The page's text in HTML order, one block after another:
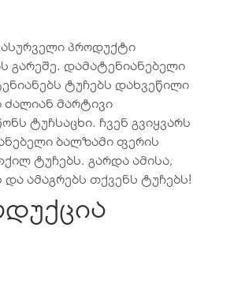
პროდუქტი
გარეშე. დამატენიანებელი
ტუჩებს დახვეწილი
მარტივი
ტუჩსაცხი. ჩვენ გვიყვარს
ბალზამი ფერის
ტუჩებს. გარდა ამისა,
ამაგრებს თქვენს ტუჩებს!